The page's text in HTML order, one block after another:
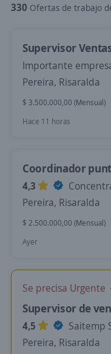
330 Ofertas de trabajo de
Supervisor
Importante
Pereira, Risaralda
$ 3.500.000,00 (Mensual)
Hace 11 horas
Coordinador
4,3
Pereira, Risaralda
$ 2.500.000,00 (Mensual)
Ayer
Se precisa Urgente
Supervisor de
4,5
Saitemp
Pereira, Risaralda